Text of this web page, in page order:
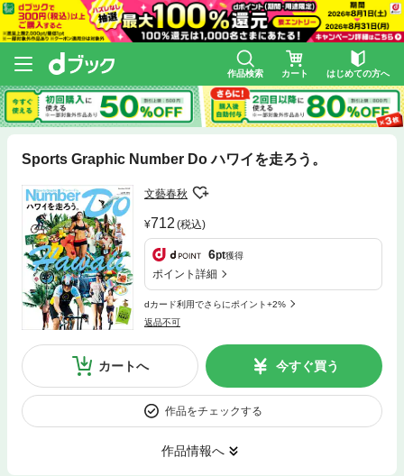
作品検索 カート はじめての方へ
Sports Graphic Number Do ハワイを走ろう。
文藝春秋
712 (税込)
6pt獲得
ポイント詳細
dカード利用でさらにポイント+2%
返品不可
カートへ 今すぐ買う
作品をチェックする
作品情報へ